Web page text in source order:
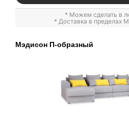
* Можем сделать в
* Доставка в пределах
Мэдисон П-образный